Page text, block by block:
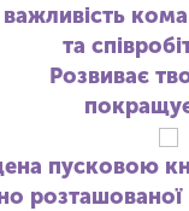
важливість
та
Розвиває
пусковою
розташованої